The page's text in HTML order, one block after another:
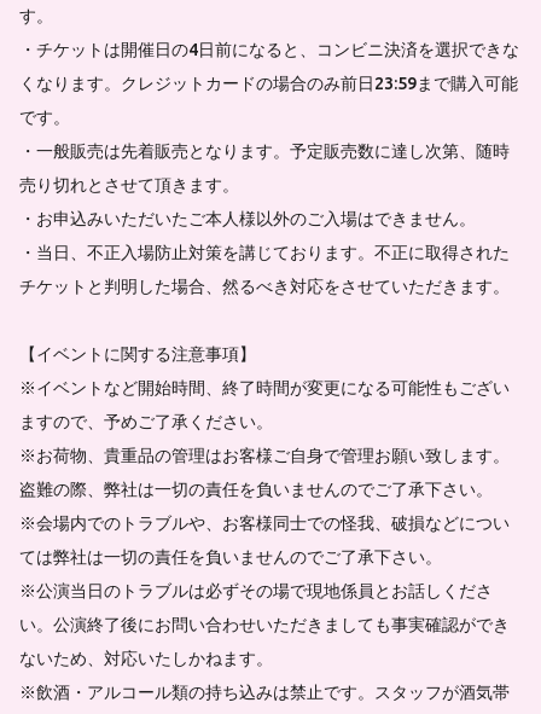
す。
・チケットは開催日の4日前になると、コンビニ決済を選択できな
くなります。クレジットカードの場合のみ前日23:59まで購入可能
です。
・一般販売は先着販売となります。予定販売数に達し次第、随時
売り切れとさせて頂きます。
・お申込みいただいたご本人様以外のご入場はできません。
・当日、不正入場防止対策を講じております。不正に取得された
チケットと判明した場合、然るべき対応をさせていただきます。
【イベントに関する注意事項】
※イベントなど開始時間、終了時間が変更になる可能性もござい
ますので、予めご了承ください。
※お荷物、貴重品の管理はお客様ご自身で管理お願い致します。
盗難の際、弊社は一切の責任を負いませんのでご了承下さい。
※会場内でのトラブルや、お客様同士での怪我、破損などについ
ては弊社は一切の責任を負いませんのでご了承下さい。
※公演当日のトラブルは必ずその場で現地係員とお話しくださ
い。公演終了後にお問い合わせいただきましても事実確認ができ
ないため、対応いたしかねます。
※飲酒・アルコール類の持ち込みは禁止です。スタッフが酒気帯